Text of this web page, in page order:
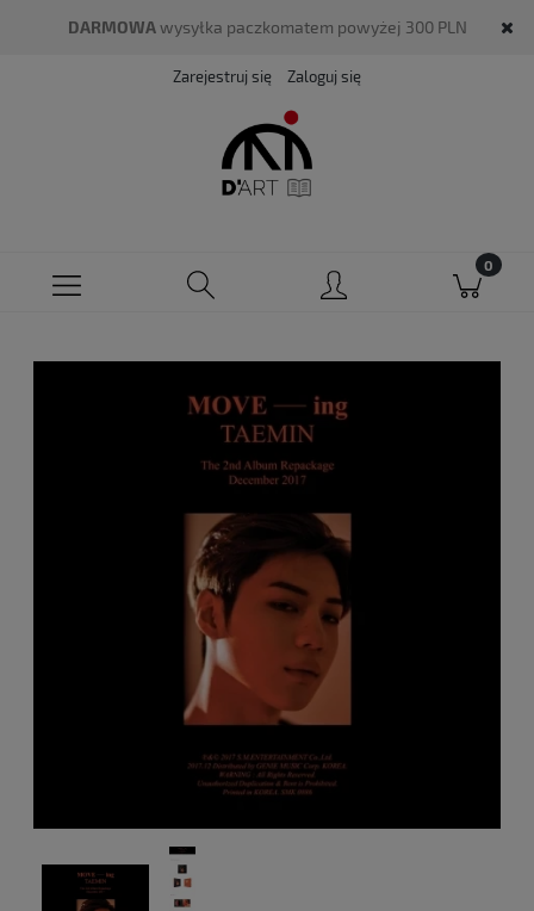
DARMOWAwysyłka paczkomatem powyżej 300 PLN
Zarejestruj się Zaloguj się